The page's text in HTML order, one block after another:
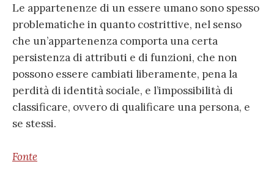
Le appartenenze di un essere umano sono spesso
problematiche in quanto costrittive, nel senso
che un’appartenenza comporta una certa
persistenza di attributi e di funzioni, che non
possono essere cambiati liberamente, pena la
perdità di identità sociale, e l’impossibilità di
classificare, ovvero di qualificare una persona, e
se stessi.
Fonte